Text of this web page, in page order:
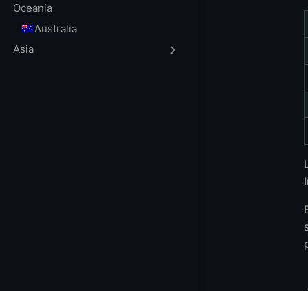
Oceania
🇦🇺Australia
Asia
2. Google
Lo Que Obtienes
Por Qué